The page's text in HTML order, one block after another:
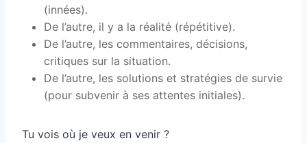
(innées).
De l’autre, il y a la réalité (répétitive).
De l’autre, les commentaires, décisions,
critiques sur la situation.
De l’autre, les solutions et stratégies de survie
(pour subvenir à ses attentes initiales).
Tu vois où je veux en venir ?